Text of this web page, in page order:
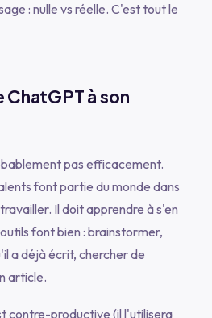
: nulle vs réelle. C'est tout le
à son
pas efficacement.
font partie du monde dans
Il doit apprendre à s'en
font bien : brainstormer,
a déjà écrit, chercher de
article.
contre-productive (il l'utilisera